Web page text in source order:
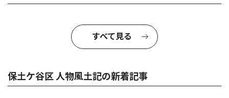
すべて見る
保土ケ谷区 人物風土記の新着記事